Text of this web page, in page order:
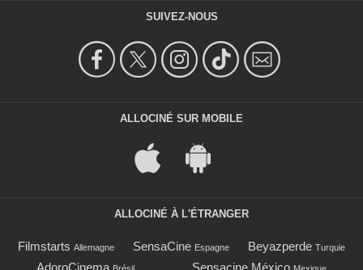
SUIVEZ-NOUS
ALLOCINÉ SUR MOBILE
ALLOCINÉ À L'ÉTRANGER
Filmstarts Allemagne SensaCine Espagne Beyazperde Turquie
AdoroCinema Sensacine México